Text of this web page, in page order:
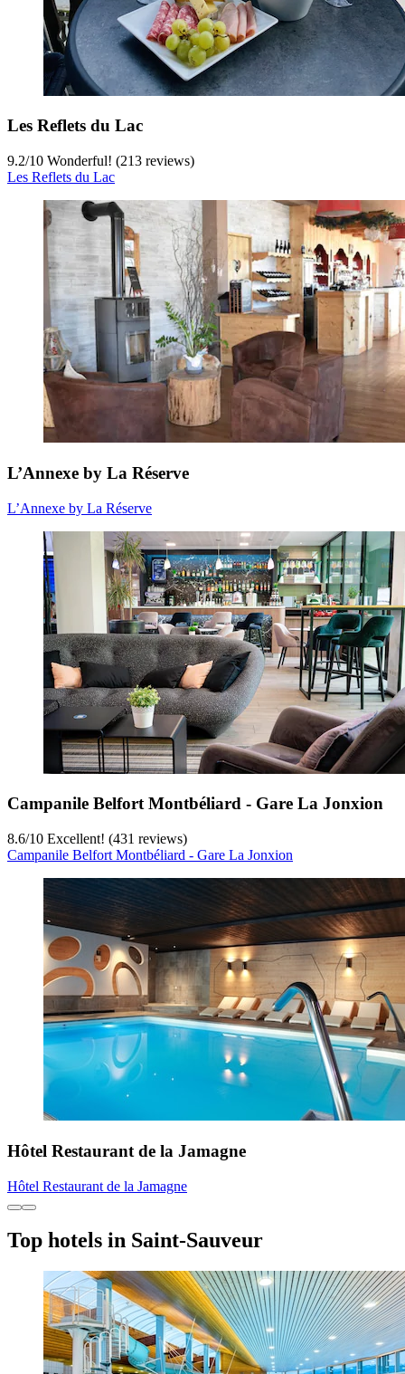
Les Reflets du Lac
9.2/10 Wonderful! (213 reviews)
Les Reflets du Lac
L’Annexe by La Réserve
L’Annexe by La Réserve
Campanile Belfort Montbéliard - Gare La Jonxion
8.6/10 Excellent! (431 reviews)
Campanile Belfort Montbéliard - Gare La Jonxion
Hôtel Restaurant de la Jamagne
Hôtel Restaurant de la Jamagne
Top hotels in Saint-Sauveur